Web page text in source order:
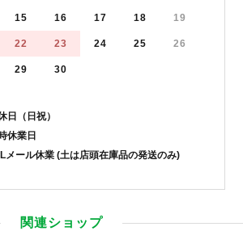
15 16 17 18 19
22 23 24 25 26
29 30
（日祝）
業日
ール休業 (土は店頭在庫品の発送のみ)
関連ショップ